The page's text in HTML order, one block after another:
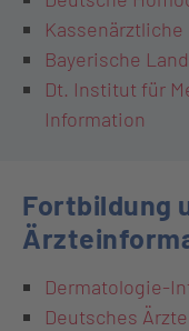
Bayerische
Dt. Institut für
Information
Fortbildung
Dermatologie-
Deutsches